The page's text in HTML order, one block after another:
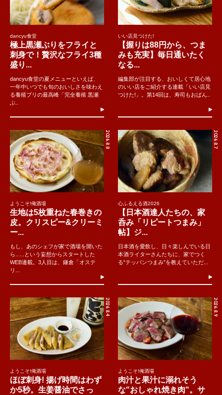
dancyu食堂
極上黒瀬ぶりをフライと
刺身で！贅沢なフライ3種
盛り...
dancyu食堂の夏メニューといえば、
一年中いつでも旬のおいしさを味わえ
る養殖ブリの最高峰「完全養殖 黒瀬
ぶ..
いい店見つけた!
【握りは88円から、つま
みも充実】毎日通いたく
なる...
編集部が注目する、おいしくて居心地
のいい店をご紹介する連載「いい店見
つけた!」。第14回は、寿司もおばん..
2026.8.8
ようこそ!俺酒場
生地は5枚重ねた春巻きの
皮。クリスピー&クリーミ
ー...
もし、あのシェフが家で酒場を開いた
ら......という妄想からスタートした
WEB連載。3人目は、鎌倉「オステ
リ...
2026.8.7
心ふるえる酒2026
【日本酒達人たちの、家
呑み「リピートつまみ」
帖】ジ...
日本酒を愛飲し、日々楽しんでいる日
本酒ライターさんたちに、家でつく
る“テッパンつまみ”を教えていただ...
2026.8.4
ようこそ!俺酒場
ほぼ刺身! 揚げ時間はわず
か5秒。生姜醤油でさっ
2026.8.9
ようこそ!俺酒場
肉汁と果汁に溺れそう
な"おしゃれ焼き肉"。サ